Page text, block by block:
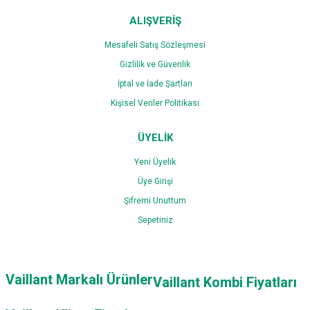
ALIŞVERİŞ
Mesafeli Satış Sözleşmesi
Gizlilik ve Güvenlik
İptal ve İade Şartları
Kişisel Veriler Politikası
ÜYELİK
Yeni Üyelik
Üye Girişi
Şifremi Unuttum
Sepetiniz
Vaillant Markalı ÜrünlerVaillant Kombi Fiyatları